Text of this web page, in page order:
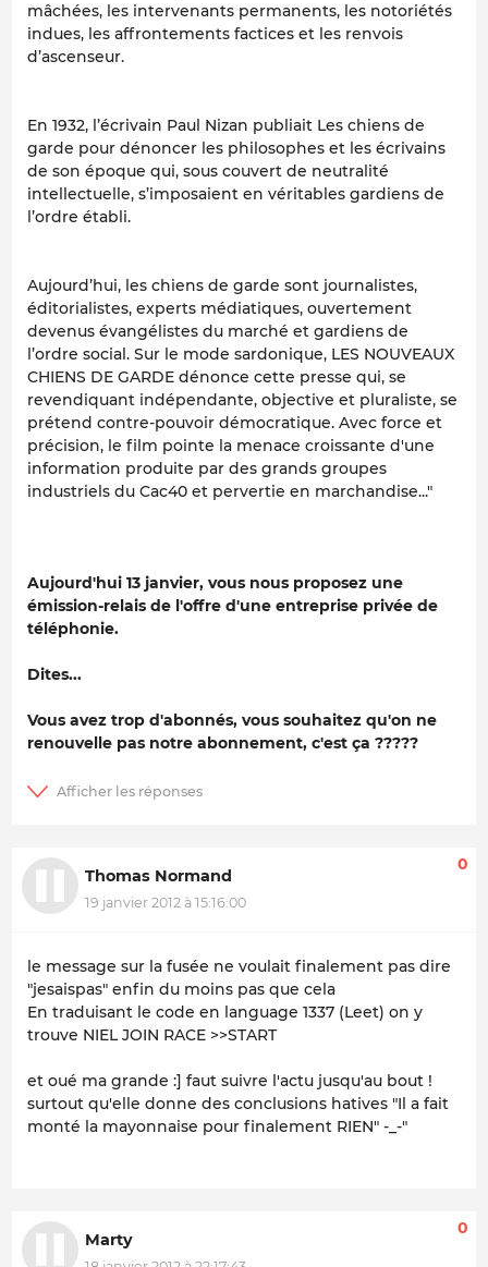
mâchées, les intervenants permanents, les notoriétés
indues, les affrontements factices et les renvois
d’ascenseur.
En 1932, l’écrivain Paul Nizan publiait Les chiens de
garde pour dénoncer les philosophes et les écrivains
de son époque qui, sous couvert de neutralité
intellectuelle, s’imposaient en véritables gardiens de
l’ordre établi.
Aujourd’hui, les chiens de garde sont journalistes,
éditorialistes, experts médiatiques, ouvertement
devenus évangélistes du marché et gardiens de
l’ordre social. Sur le mode sardonique, LES NOUVEAUX
CHIENS DE GARDE dénonce cette presse qui, se
revendiquant indépendante, objective et pluraliste, se
prétend contre-pouvoir démocratique. Avec force et
précision, le film pointe la menace croissante d'une
information produite par des grands groupes
industriels du Cac40 et pervertie en marchandise..."
Aujourd'hui 13 janvier, vous nous proposez une
émission-relais de l'offre d'une entreprise privée de
téléphonie.
Dites...
Vous avez trop d'abonnés, vous souhaitez qu'on ne
renouvelle pas notre abonnement, c'est ça ?????
Thomas Normand
19 janvier 2012 à 15:16:00
0
le message sur la fusée ne voulait finalement pas dire
"jesaispas" enfin du moins pas que cela
En traduisant le code en language 1337 (Leet) on y
trouve NIEL JOIN RACE >>START
et oué ma grande :] faut suivre l'actu jusqu'au bout !
surtout qu'elle donne des conclusions hatives "Il a fait
monté la mayonnaise pour finalement RIEN" -_-"
Marty
0